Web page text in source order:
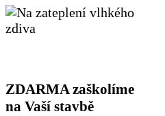
ZDARMA zaškolíme
na Vaší stavbě